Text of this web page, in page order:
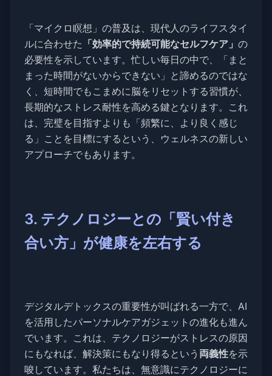
「マイクロ瞑想」の普及は、現代人のライフスタイ
ルに合わせた 「効率的で持続可能なセルフケア」 の
必要性を示しています。忙しい毎日の中で、「まと
まった時間がないからできない」と諦めるのではな
く、短時間でもこまめに脳をリセットする習慣が、
長期的なストレス耐性を高める鍵となります。これ
は、完璧を目指すよりも「頻繁に、より良く感じ
る」ことを目標にするという、ウェルネスの新しい
アプローチでもあります。
3. テクノロジーとの「賢い付き
合い方」が健康を左右する
デジタルデトックスの重要性が叫ばれる一方で、AI
を活用したパーソナルケアガジェットの進化も進ん
でいます。これは、テクノロジーがストレスの原因
にもなれば、解決策にもなり得るという 両義性を示
唆しています。私たちは、無意識にテクノロジーに